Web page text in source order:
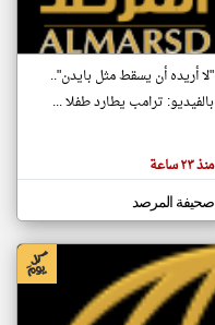
klyoum.com
"لا أريده أن يسقط مثل بايدن"..
بالفيديو: ترامب يطارد طفلا ...
منذ ٢٣ ساعة
صحيفة المرصد